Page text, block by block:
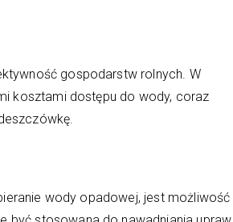
gospodarstw rolnych. W
kosztami dostępu do wody, coraz
wody opadowej, jest możliwość